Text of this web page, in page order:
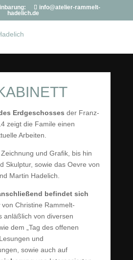
info@atelier-rammelt-
hadelich.de
Erdgeschosses der Franz-
zeigt die Famile einen
Arbeiten.
und Grafik, bis hin
Skulptur, sowie das Oevre von
Martin Hadelich.
befindet sich
von Christine Rammelt-
anläßlich von diversen
dem „Tag des offenen
und
sowie auch auf